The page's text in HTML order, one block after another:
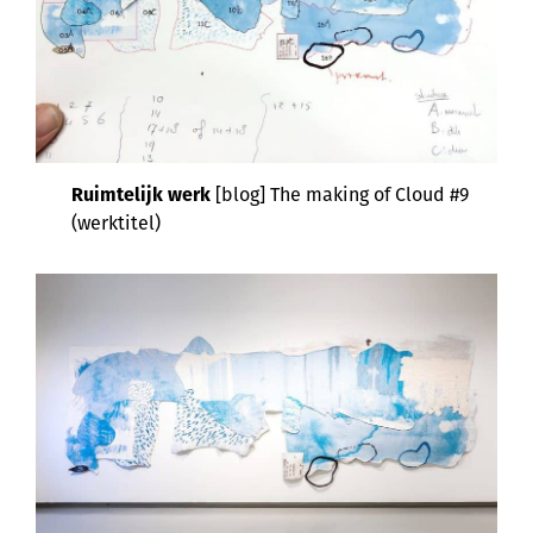
Ruimtelijk werk [blog] The making of Cloud #9
(werktitel)